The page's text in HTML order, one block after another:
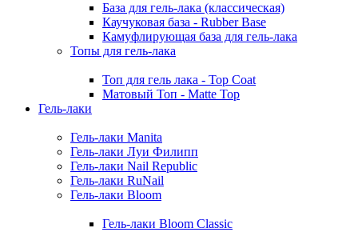
База для гель-лака (классическая)
Каучуковая база - Rubber Base
Камуфлирующая база для гель-лака
Топы для гель-лака
Топ для гель лака - Top Coat
Матовый Топ - Matte Top
Гель-лаки
Гель-лаки Manita
Гель-лаки Луи Филипп
Гель-лаки Nail Republic
Гель-лаки RuNail
Гель-лаки Bloom
Гель-лаки Bloom Classic